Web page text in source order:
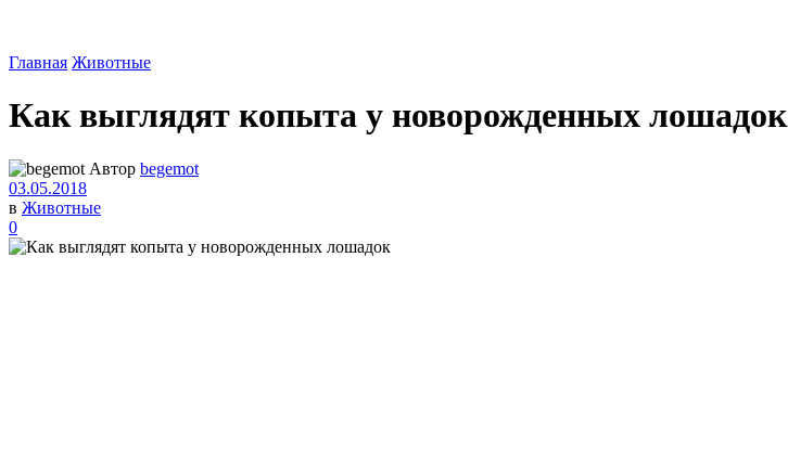
Главная Животные
Как выглядят копыта у новорожденных лошадок
Автор begemot
03.05.2018
в Животные
0